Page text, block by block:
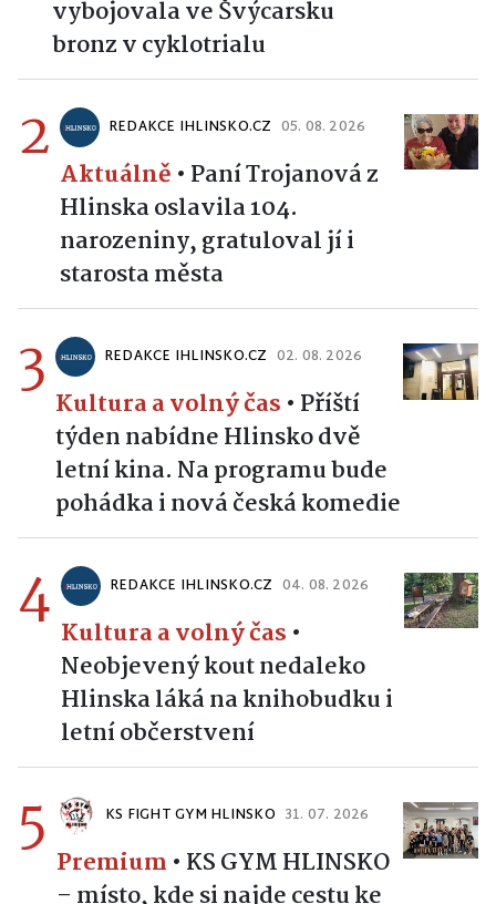
vybojovala ve Švýcarsku
bronz v cyklotrialu
2 REDAKCE IHLINSKO.CZ 05. 08. 2026
Aktuálně • Paní Trojanová z
Hlinska oslavila 104.
narozeniny, gratuloval jí i
starosta města
3 REDAKCE IHLINSKO.CZ 02. 08. 2026
Kultura a volný čas • Příští
týden nabídne Hlinsko dvě
letní kina. Na programu bude
pohádka i nová česká komedie
4 REDAKCE IHLINSKO.CZ 04. 08. 2026
Kultura a volný čas •
Neobjevený kout nedaleko
Hlinska láká na knihobudku i
letní občerstvení
5 KS FIGHT GYM HLINSKO 31. 07. 2026
Premium • KS GYM HLINSKO
– místo, kde si najde cestu ke